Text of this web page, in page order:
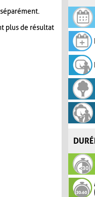
plus de résultat